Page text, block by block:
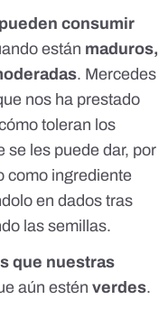
consumir
están maduros,
. Mercedes
nos ha prestado
toleran los
se les puede dar, por
como ingrediente
en dados tras
las semillas.
que nuestras
aún estén verdes.